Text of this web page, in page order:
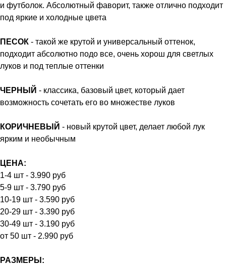
и футболок. Абсолютный фаворит, также отлично подходит
под яркие и холодные цвета
ПЕСОК - такой же крутой и универсальный оттенок,
подходит абсолютно подо все, очень хорош для светлых
луков и под теплые оттенки
ЧЕРНЫЙ - классика, базовый цвет, который дает
возможность сочетать его во множестве луков
КОРИЧНЕВЫЙ - новый крутой цвет, делает любой лук
ярким и необычным
ЦЕНА:
1-4 шт - 3.990 руб
5-9 шт - 3.790 руб
10-19 шт - 3.590 руб
20-29 шт - 3.390 руб
30-49 шт - 3.190 руб
от 50 шт - 2.990 руб
РАЗМЕРЫ: